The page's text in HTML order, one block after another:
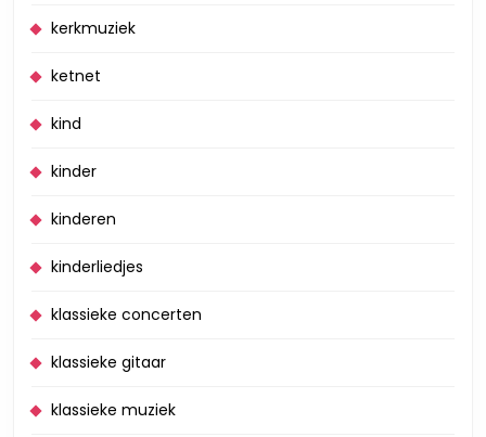
kerkmuziek
ketnet
kind
kinder
kinderen
kinderliedjes
klassieke concerten
klassieke gitaar
klassieke muziek